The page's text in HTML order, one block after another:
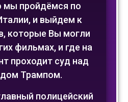
мы пройдёмся по
и выйдем к
которые Вы могли
фильмах, и где на
проходит суд над
Трампом.
полицейский